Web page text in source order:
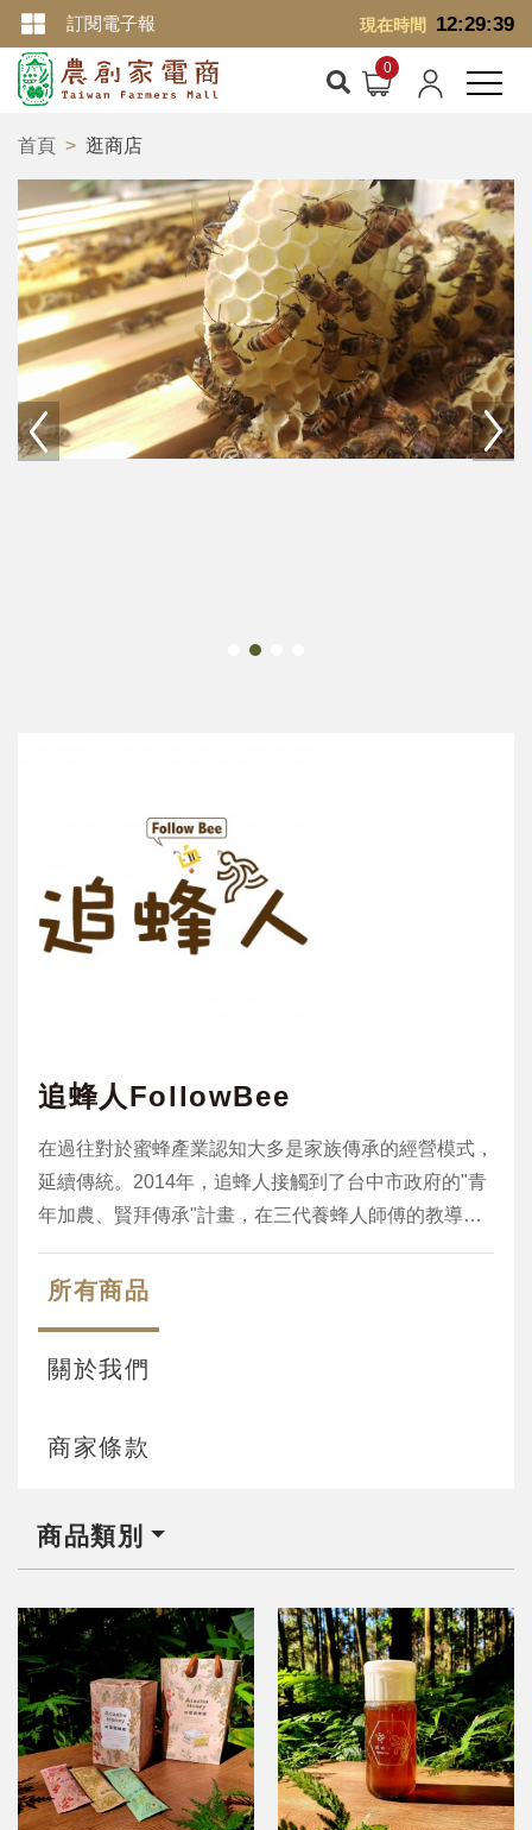
現在時間 12:29:40
訂閱電子報
首頁 逛商店
追蜂人FollowBee
在過往對於蜜蜂產業認知大多是家族傳承的經營模式，
延續傳統。2014年，追蜂人接觸到了台中市政府的"青
年加農、賢拜傳承"計畫，在三代養蜂人師傅的教導
中，學習了養蜂相關的技術、經驗、行銷以及生產純淨
蜂蜜的責任。除了讓農校畢業的兩位追蜂人可以繼續學
所有商品
關於我們
商家條款
商品類別